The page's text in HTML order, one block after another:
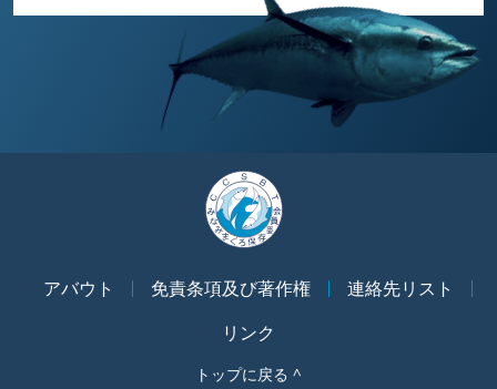
アバウト 免責条項及び著作権
連絡先リスト
リンク
トップに戻る ^